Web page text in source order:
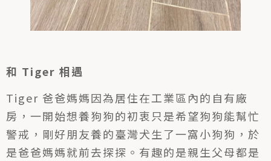
和 Tiger 相遇
Tiger 爸爸媽媽因為居住在工業區內的自有廠
房，一開始想養狗狗的初衷只是希望狗狗能幫忙
警戒，剛好朋友養的臺灣犬生了一窩小狗狗，於
是爸爸媽媽就前去探探。有趣的是親生父母都是